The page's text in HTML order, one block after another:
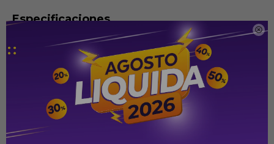

Especificaciones
Brillo: 4.800 ANSI lúmenes
Resolución nativa: 1024 × 768
Resolución máxima: 1920 × 1200
Relación de aspecto: 4:3 nativa / 16:9 compatible
Distancia de proyección: 60 cm a 12 m
Contraste: Hasta 20.000:1